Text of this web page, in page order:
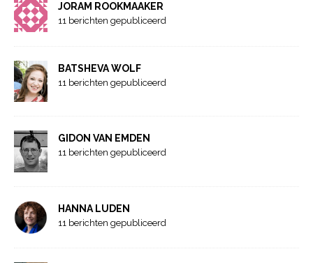
JORAM ROOKMAAKER
11 berichten gepubliceerd
BATSHEVA WOLF
11 berichten gepubliceerd
GIDON VAN EMDEN
11 berichten gepubliceerd
HANNA LUDEN
11 berichten gepubliceerd